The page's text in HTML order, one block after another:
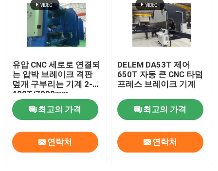
유압 CNC 세로로 연결되
는 압박 브레이크 격판
덮개 구부리는 기계 2-
400T/7000mm
최고의 가격
연락처
DELEM DA53T 제어
650T 자동 큰 CNC 타덤
프레스 브레이크 기계
최고의 가격
연락처